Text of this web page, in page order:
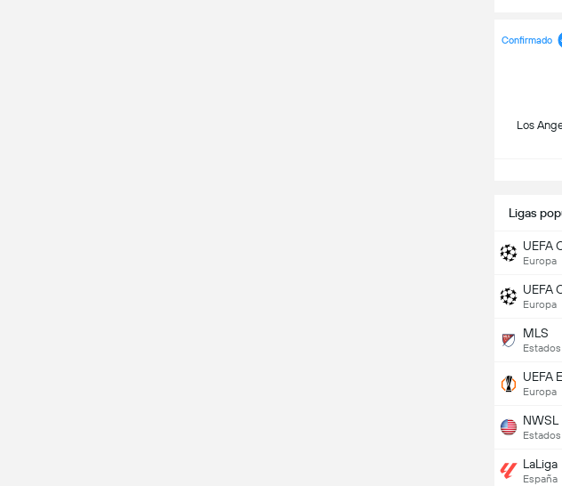
Confirmado
Los
Ligas
UEFA
Europa
UEFA
Europa
MLS
UEFA
Europa
NWSL
LaLiga
España